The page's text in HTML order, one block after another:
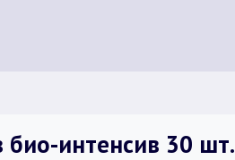
био-интенсив 30 шт.